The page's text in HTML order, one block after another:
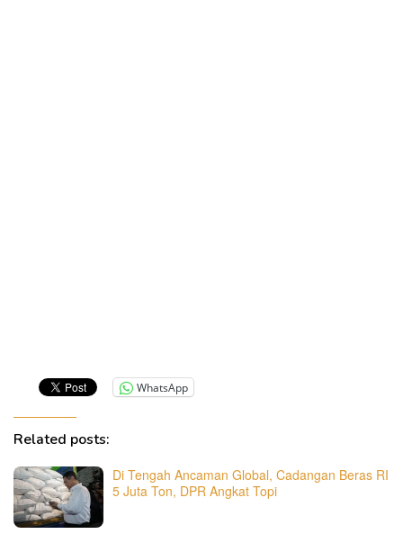
WhatsApp
Related posts:
Di Tengah Ancaman Global, Cadangan Beras RI
5 Juta Ton, DPR Angkat Topi